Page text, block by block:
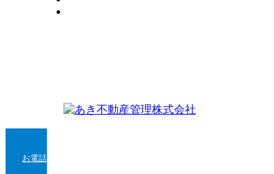
お電話